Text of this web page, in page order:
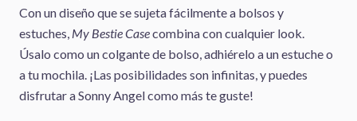
Con un diseño que se sujeta fácilmente a bolsos y
estuches, My Bestie Casecombina con cualquier look.
Úsalo como un colgante de bolso, adhiérelo a un estuche o
a tu mochila. ¡Las posibilidades son infinitas, y puedes
disfrutar a Sonny Angel como más te guste!